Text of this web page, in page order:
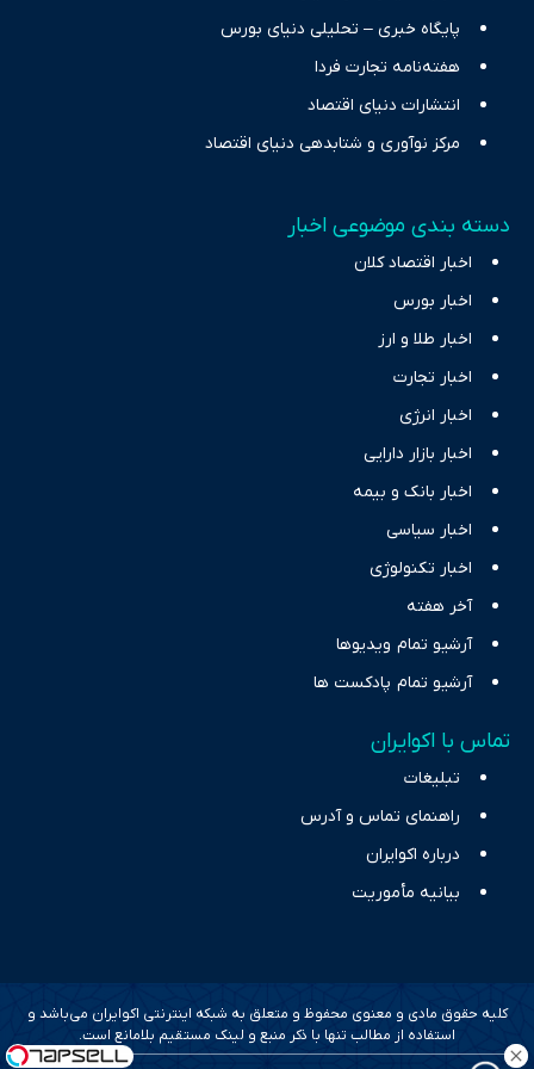
پایگاه خبری – تحلیلی دنیای بورس
هفته‌نامه تجارت فردا
انتشارات دنیای اقتصاد
مرکز نوآوری و شتابدهی دنیای اقتصاد
دسته بندی موضوعی اخبار
اخبار اقتصاد کلان
اخبار بورس
اخبار طلا و ارز
اخبار تجارت
اخبار انرژی
اخبار بازار دارایی
اخبار بانک و بیمه
اخبار سیاسی
اخبار تکنولوژی
آخر هفته
آرشیو تمام ویدیوها
آرشیو تمام پادکست ها
تماس با اکوایران
تبلیغات
راهنمای تماس و آدرس
درباره اکوایران
بیانیه مأموریت
کلیه حقوق مادی و معنوی محفوظ و متعلق به شبکه اینترنتی اکوایران می‌باشد و
استفاده از مطالب تنها با ذکر منبع و لینک مستقیم بلامانع است.